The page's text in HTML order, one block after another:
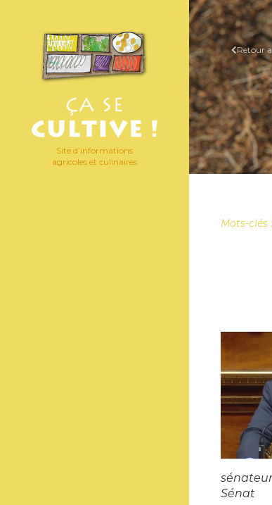
Site d’informations
agricoles et culinaires
Retour
Mots-clés :
Sénat